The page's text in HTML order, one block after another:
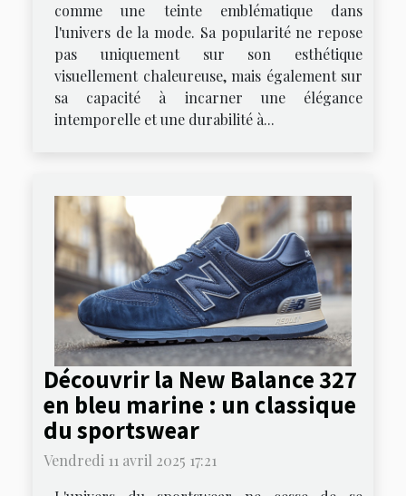
comme une teinte emblématique dans
l'univers de la mode. Sa popularité ne repose
pas uniquement sur son esthétique
visuellement chaleureuse, mais également sur
sa capacité à incarner une élégance
intemporelle et une durabilité à...
Découvrir la New Balance 327
en bleu marine : un classique
du sportswear
Vendredi 11 avril 2025 17:21